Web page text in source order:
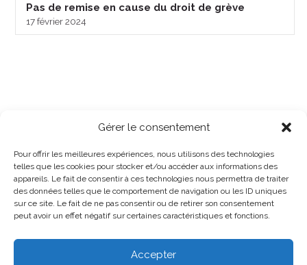
Gérer le consentement
Pour offrir les meilleures expériences, nous utilisons des technologies
telles que les cookies pour stocker et/ou accéder aux informations des
appareils. Le fait de consentir à ces technologies nous permettra de traiter
des données telles que le comportement de navigation ou les ID uniques
sur ce site. Le fait de ne pas consentir ou de retirer son consentement
peut avoir un effet négatif sur certaines caractéristiques et fonctions.
Accepter
Pas de remise en cause du droit de grève
17 février 2024